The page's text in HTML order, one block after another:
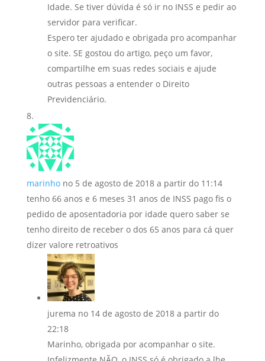
Idade. Se tiver dúvida é só ir no INSS e pedir ao
servidor para verificar.
Espero ter ajudado e obrigada pro acompanhar
o site. SE gostou do artigo, peço um favor,
compartilhe em suas redes sociais e ajude
outras pessoas a entender o Direito
Previdenciário.
marinho no 5 de agosto de 2018 a partir do 11:14
tenho 66 anos e 6 meses 31 anos de INSS pago fis o
pedido de aposentadoria por idade quero saber se
tenho direito de receber o dos 65 anos para cá quer
dizer valore retroativos
jurema no 14 de agosto de 2018 a partir do
22:18
Marinho, obrigada por acompanhar o site.